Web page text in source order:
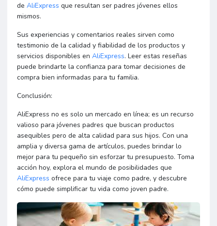
de AliExpress que resultan ser padres jóvenes ellos
mismos.
Sus experiencias y comentarios reales sirven como
testimonio de la calidad y fiabilidad de los productos y
servicios disponibles en AliExpress. Leer estas reseñas
puede brindarte la confianza para tomar decisiones de
compra bien informadas para tu familia.
Conclusión:
AliExpress no es solo un mercado en línea; es un recurso
valioso para jóvenes padres que buscan productos
asequibles pero de alta calidad para sus hijos. Con una
amplia y diversa gama de artículos, puedes brindar lo
mejor para tu pequeño sin esforzar tu presupuesto. Toma
acción hoy, explora el mundo de posibilidades que
AliExpress ofrece para tu viaje como padre, y descubre
cómo puede simplificar tu vida como joven padre.